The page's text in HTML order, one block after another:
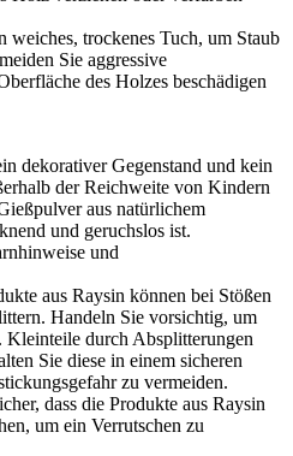
weiches, trockenes Tuch, um Staub
Sie aggressive
des Holzes beschädigen
dekorativer Gegenstand und kein
der Reichweite von Kindern
aus natürlichem
und geruchslos ist.
und
aus Raysin können bei Stößen
Handeln Sie vorsichtig, um
Kleinteile durch Absplitterungen
Sie diese in einem sicheren
zu vermeiden.
dass die Produkte aus Raysin
um ein Verrutschen zu